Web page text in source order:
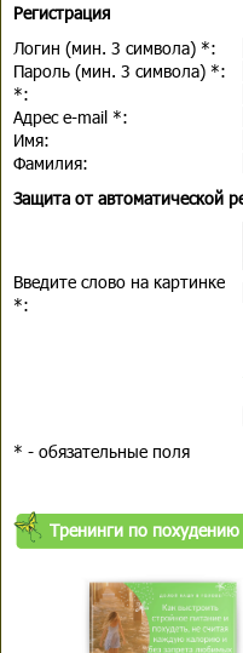
Регистрация
Логин (мин. 3 символа) *:
Пароль (мин. 3 символа) *:
*:
Адрес e-mail *:
Имя:
Фамилия:
Защита от автоматической
Введите слово на картинке
*:
* - обязательные поля
Тренинги по похудению